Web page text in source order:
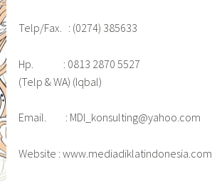
Telp/Fax. : (0274) 385633
Hp. : 0813 2870 5527
(Telp & WA) (Iqbal)
Email. : MDI_konsulting@yahoo.com
Website : www.mediadiklatindonesia.com